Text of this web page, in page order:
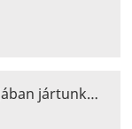
jártunk…